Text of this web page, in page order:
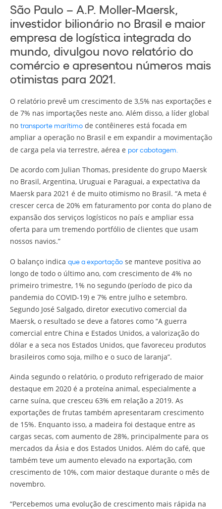
São Paulo – A.P. Moller-Maersk,
investidor bilionário no Brasil e maior
empresa de logística integrada do
mundo, divulgou novo relatório do
comércio e apresentou números mais
otimistas para 2021.
O relatório prevê um crescimento de 3,5% nas exportações e
de 7% nas importações neste ano. Além disso, a líder global
no transporte marítimo de contêineres está focada em
ampliar a operação no Brasil e em expandir a movimentação
de carga pela via terrestre, aérea e por cabotagem.
De acordo com Julian Thomas, presidente do grupo Maersk
no Brasil, Argentina, Uruguai e Paraguai, a expectativa da
Maersk para 2021 é de muito otimismo no Brasil. “A meta é
crescer cerca de 20% em faturamento por conta do plano de
expansão dos serviços logísticos no país e ampliar essa
oferta para um tremendo portfólio de clientes que usam
nossos navios.”
O balanço indica que a exportação se manteve positiva ao
longo de todo o último ano, com crescimento de 4% no
primeiro trimestre, 1% no segundo (período de pico da
pandemia do COVID-19) e 7% entre julho e setembro.
Segundo José Salgado, diretor executivo comercial da
Maersk, o resultado se deve a fatores como “A guerra
comercial entre China e Estados Unidos, a valorização do
dólar e a seca nos Estados Unidos, que favoreceu produtos
brasileiros como soja, milho e o suco de laranja”.
Ainda segundo o relatório, o produto refrigerado de maior
destaque em 2020 é a proteína animal, especialmente a
carne suína, que cresceu 63% em relação a 2019. As
exportações de frutas também apresentaram crescimento
de 15%. Enquanto isso, a madeira foi destaque entre as
cargas secas, com aumento de 28%, principalmente para os
mercados da Ásia e dos Estados Unidos. Além do café, que
também teve um aumento elevado na exportação, com
crescimento de 10%, com maior destaque durante o mês de
novembro.
“Percebemos uma evolução de crescimento mais rápida na